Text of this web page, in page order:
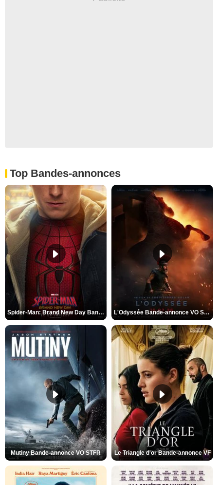
Top Bandes-annonces
Spider-Man: Brand New Day Bande-annonce VO STFR L'Odyssée Bande-annonce VO STFR
Mutiny Bande-annonce VO STFR Le Triangle d'or Bande-annonce VF